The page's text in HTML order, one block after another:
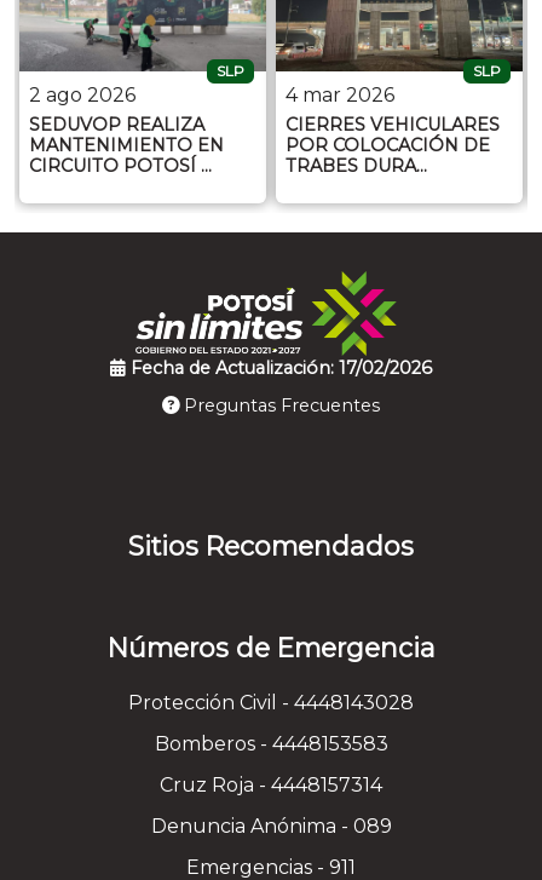
SLP
2 ago 2026
SEDUVOP REALIZA
MANTENIMIENTO EN
CIRCUITO POTOSÍ …
SLP
4 mar 2026
CIERRES VEHICULARES
POR COLOCACIÓN DE
TRABES DURA…
Fecha de Actualización: 17/02/2026
Preguntas Frecuentes
Sitios Recomendados
Números de Emergencia
Protección Civil - 4448143028
Bomberos - 4448153583
Cruz Roja - 4448157314
Denuncia Anónima - 089
Emergencias - 911